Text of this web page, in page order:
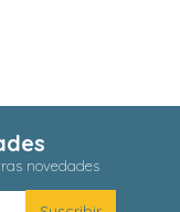
novedades